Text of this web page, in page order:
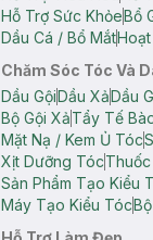
Hỗ Trợ Sức KhỏeBổ
Dầu Cá / Bổ Mắt
Chăm Sóc Tóc Và
Dầu GộiDầu XảDầu
Bộ Gội XảTẩy Tế
Mặt Nạ / Kem Ủ Tóc
Xịt Dưỡng Tóc
Sản Phẩm Tạo Kiểu
Máy Tạo Kiểu Tóc